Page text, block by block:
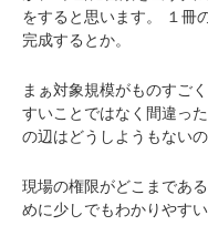
をすると思います。
１冊
完成するとか。
まぁ対象規模がものすごく
すいことではなく間違っ
の辺はどうしようもない
現場の権限がどこまであ
めに少しでもわかりやす